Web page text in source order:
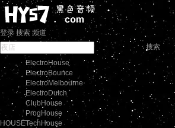
登录 搜索 频道
搜索
HOUSE
ElectroHouse
ElectroBounce
ElectroMelbourne
ElectroDutch
ClubHouse
ProgHouse
TechHouse